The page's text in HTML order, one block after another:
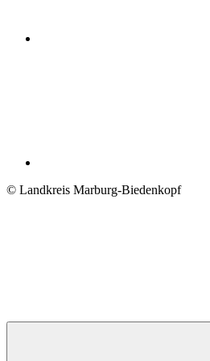
© Landkreis Marburg-Biedenkopf